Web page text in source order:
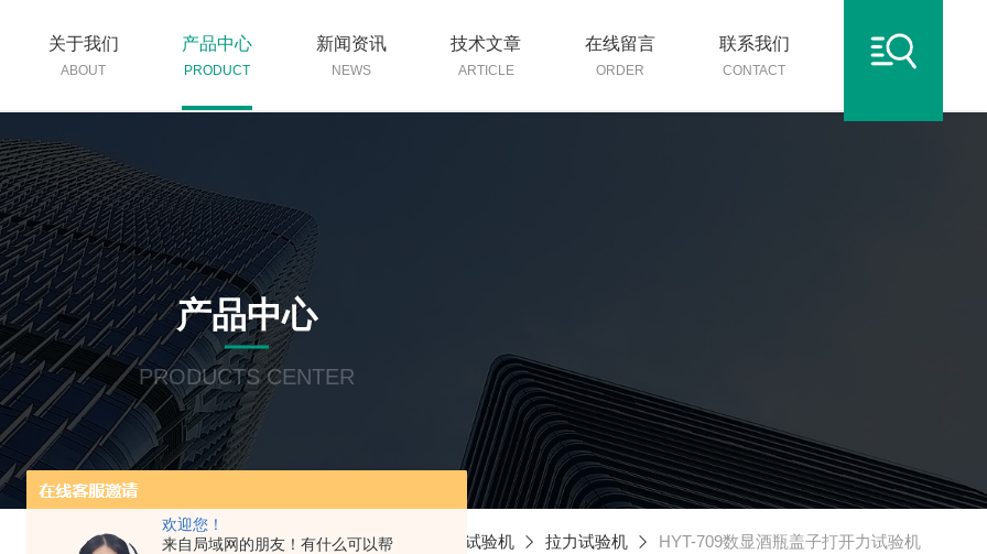
欢迎您！
来自局域网的朋友！有什么可以帮
关于我们
ABOUT
产品中心
PRODUCT
新闻资讯
NEWS
技术文章
ARTICLE
在线留言
ORDER
联系我们
CONTACT
产品中心
PRODUCTS CENTER
当前位置：首页 产品中心 试验机 拉力试验机 HYT-709数显酒瓶盖子打开力试验机